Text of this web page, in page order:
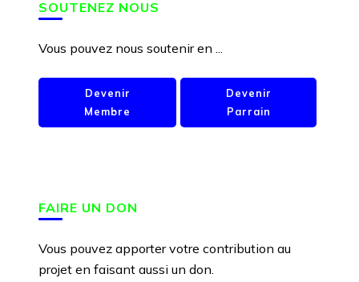
SOUTENEZ NOUS
Vous pouvez nous soutenir en ...
Devenir
Membre
Devenir
Parrain
FAIRE UN DON
Vous pouvez apporter votre contribution au
projet en faisant aussi un don.